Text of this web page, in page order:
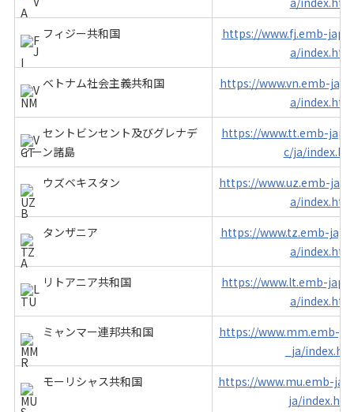
フィジー共和国
https://www.fj.emb-
a/
ベトナム社会主義共和国
https://www.vn.emb-
a/
セントビンセント及びグレナデ
ィーン諸島
https://www.tt.emb-
c/ja/
ウズベキスタン
https://www.uz.emb-
a/
タンザニア
https://www.tz.emb-
a/
リトアニア共和国
https://www.lt.emb-
a/
ミャンマー連邦共和国
https://www.mm.emb-
_ja/
モーリシャス共和国
https://www.mu.emb-
ja/